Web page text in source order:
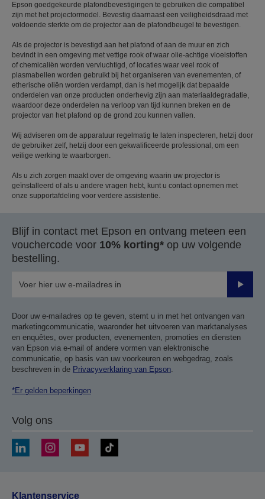
Epson goedgekeurde plafondbevestigingen te gebruiken die compatibel
zijn met het projectormodel. Bevestig daarnaast een veiligheidsdraad met
voldoende sterkte om de projector aan de plafondbeugel te bevestigen.
Als de projector is bevestigd aan het plafond of aan de muur en zich
bevindt in een omgeving met vettige rook of waar olie-achtige vloeistoffen
of chemicaliën worden vervluchtigd, of locaties waar veel rook of
plasmabellen worden gebruikt bij het organiseren van evenementen, of
etherische oliën worden verdampt, dan is het mogelijk dat bepaalde
onderdelen van onze producten onderhevig zijn aan materiaaldegradatie,
waardoor deze onderdelen na verloop van tijd kunnen breken en de
projector van het plafond op de grond zou kunnen vallen.
Wij adviseren om de apparatuur regelmatig te laten inspecteren, hetzij door
de gebruiker zelf, hetzij door een gekwalificeerde professional, om een
veilige werking te waarborgen.
Als u zich zorgen maakt over de omgeving waarin uw projector is
geïnstalleerd of als u andere vragen hebt, kunt u contact opnemen met
onze supportafdeling voor verdere assistentie.
Blijf in contact met Epson en ontvang meteen een
vouchercode voor 10% korting* op uw volgende
bestelling.
Door uw e-mailadres op te geven, stemt u in met het ontvangen van
marketingcommunicatie, waaronder het uitvoeren van marktanalyses
en enquêtes, over producten, evenementen, promoties en diensten
van Epson via e-mail of andere vormen van elektronische
communicatie, op basis van uw voorkeuren en webgedrag, zoals
beschreven in de Privacyverklaring van Epson.
*Er gelden beperkingen
Volg ons
Klantenservice